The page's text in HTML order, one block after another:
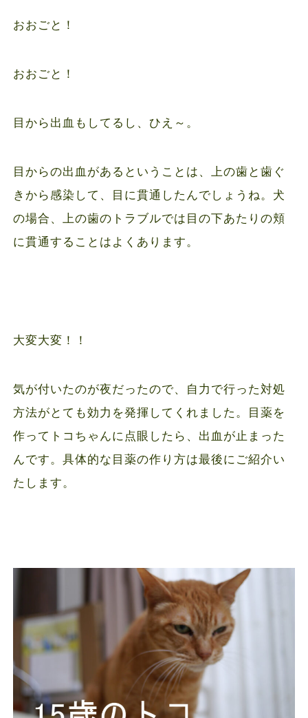
おおごと！
おおごと！
目から出血もしてるし、ひえ～。
目からの出血があるということは、上の歯と歯ぐ
きから感染して、目に貫通したんでしょうね。犬
の場合、上の歯のトラブルでは目の下あたりの頬
に貫通することはよくあります。
大変大変！！
気が付いたのが夜だったので、自力で行った対処
方法がとても効力を発揮してくれました。目薬を
作ってトコちゃんに点眼したら、出血が止まった
んです。具体的な目薬の作り方は最後にご紹介い
たします。